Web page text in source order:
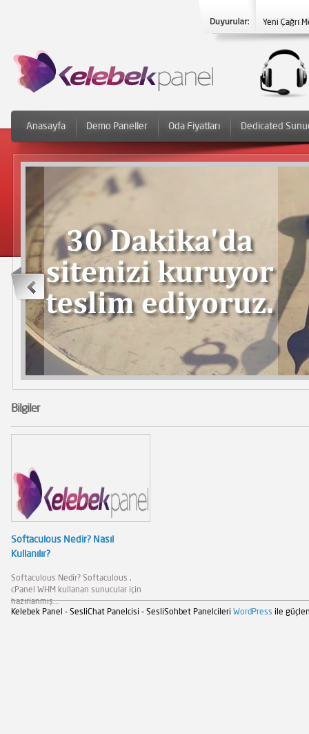
Yeni Çağrı
Anasayfa Demo Paneller Oda Fiyatları Dedicated
Bilgiler
Softaculous Nedir? Nasıl
Kullanılır?
Softaculous Nedir? Softaculous ,
cPanel WHM kullanan sunucular için
hazırlanmış...
Kelebek Panel - SesliChat Panelcisi - SesliSohbet Panelcileri WordPress ile